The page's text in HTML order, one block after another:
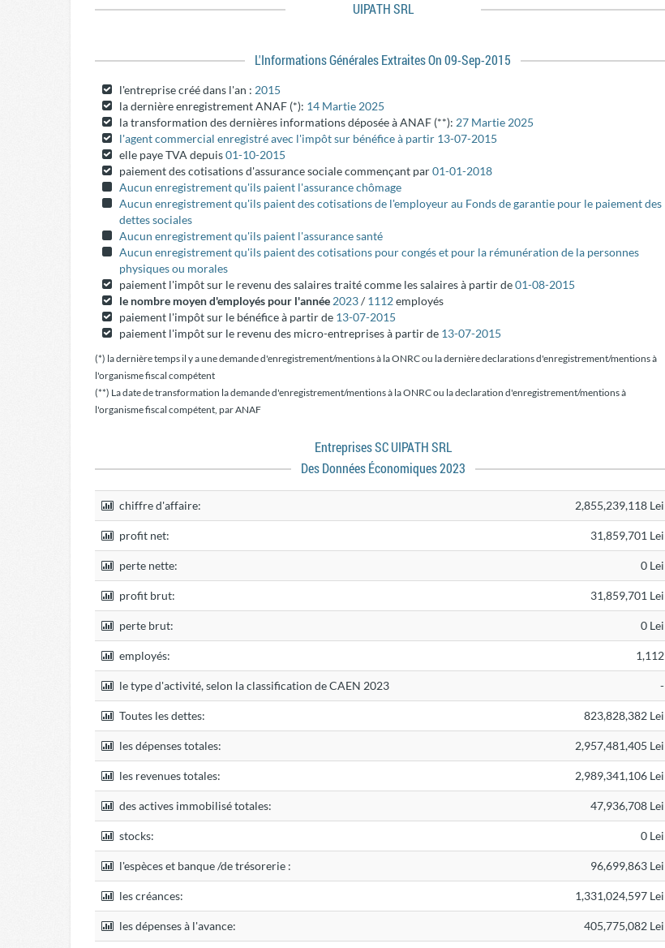
UIPATH SRL
L'informations Générales Extraites On 09-Sep-2015
l'entreprise créé dans l'an : 2015
la dernière enregistrement ANAF (*): 14 Martie 2025
la transformation des dernières informations déposée à ANAF (**): 27 Martie 2025
l'agent commercial enregistré avec l'impôt sur bénéfice à partir 13-07-2015
elle paye TVA depuis01-10-2015
paiement des cotisations d'assurance sociale commençant par01-01-2018
Aucun enregistrement qu'ils paient l'assurance chômage
Aucun enregistrement qu'ils paient des cotisations de l'employeur au Fonds de garantie pour le paiement des
dettes sociales
Aucun enregistrement qu'ils paient l'assurance santé
Aucun enregistrement qu'ils paient des cotisations pour congés et pour la rémunération de la personnes
physiques ou morales
paiement l'impôt sur le revenu des salaires traité comme les salaires à partir de01-08-2015
le nombre moyen d'employés pour l'année 2023/1112employés
paiement l'impôt sur le bénéfice à partir de 13-07-2015
paiement l'impôt sur le revenu des micro-entreprises à partir de 13-07-2015
(*) la dernière temps il y a une demande d'enregistrement/mentions à la ONRC ou la dernière declarations d'enregistrement/mentions à
l'organisme fiscal compétent
(**) La date de transformation la demande d'enregistrement/mentions à la ONRC ou la declaration d'enregistrement/mentions à
l'organisme fiscal compétent, par ANAF
Entreprises SC UIPATH SRL
Des Données Économiques 2023
chiffre d'affaire: 2,855,239,118 Lei
profit net: 31,859,701 Lei
perte nette: 0 Lei
profit brut: 31,859,701 Lei
perte brut: 0 Lei
employés: 1,112
le type d'activité, selon la classification de CAEN 2023 -
Toutes les dettes: 823,828,382 Lei
les dépenses totales: 2,957,481,405 Lei
les revenues totales: 2,989,341,106 Lei
des actives immobilisé totales: 47,936,708 Lei
stocks: 0 Lei
l'espèces et banque /de trésorerie : 96,699,863 Lei
les créances: 1,331,024,597 Lei
les dépenses à l'avance: 405,775,082 Lei